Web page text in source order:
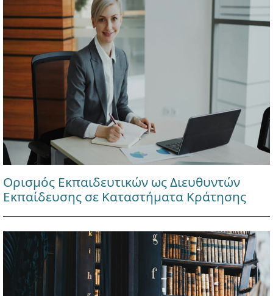
Ορισμός Εκπαιδευτικών ως Διευθυντών
Εκπαίδευσης σε Καταστήματα Κράτησης